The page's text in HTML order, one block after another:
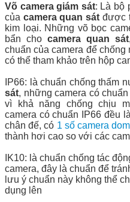
Võ camera giám sát: Là bộ
của camera quan sát được
kim loại. Những võ bọc
bẩn cho camera quan sát
chuẩn của camera để
có thể tham khảo trên hộp
IP66: là chuẩn chống thấm
sát, những camera có
vì khả năng chống chịu
camera có chuẩn IP66 đều
chân đế, có 1 số camera
thành hơi cao so với các
IK10: là chuẩn chống tác
camera, đây là chuẩn để
lưu ý chuẩn này không thể
dụng lên